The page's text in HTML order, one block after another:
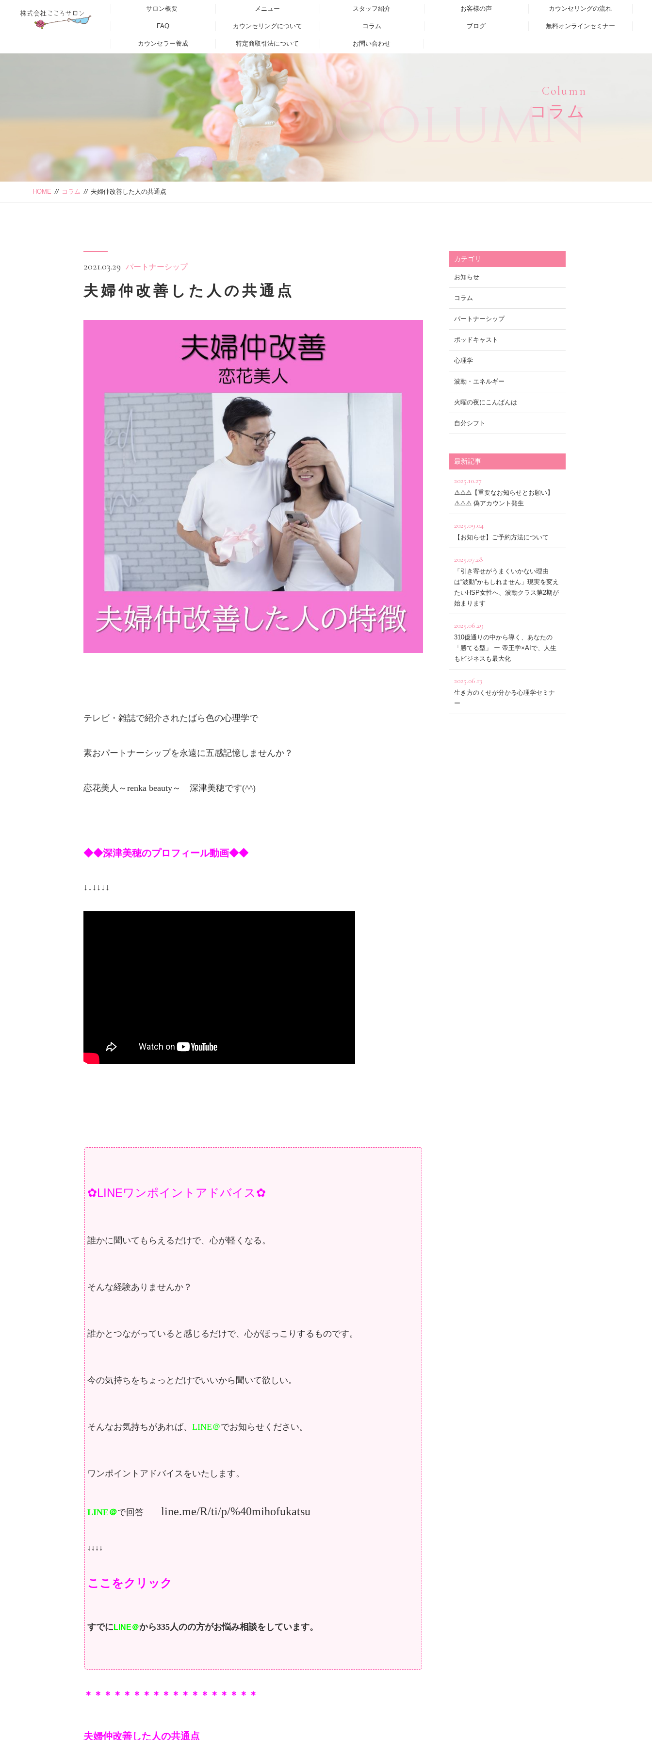
サロン概要 メニュー スタッフ紹介 お客様の声 カウンセリングの流れ
FAQ カウンセリングについて コラム ブログ 無料オンラインセミナー
カウンセラー養成 特定商取引法について お問い合わせ
Column
コラム
Column
HOME // コラム // 夫婦仲改善した人の共通点
2021.03.29 パートナーシップ
夫婦仲改善した人の共通点
テレビ・雑誌で紹介されたばら色の心理学で
素おパートナーシップを永遠に五感記憶しませんか？
恋花美人～renka beauty～ 深津美穂です(^^)
◆◆深津美穂のプロフィール動画◆◆
↓↓↓↓↓↓
✿LINEワンポイントアドバイス✿
誰かに聞いてもらえるだけで、心が軽くなる。
そんな経験ありませんか？
誰かとつながっていると感じるだけで、心がほっこりするものです。
今の気持ちをちょっとだけでいいから 聞いて欲しい。
そんなお気持ちがあれば、 LINE＠でお知らせください。
ワンポイントアドバイスをいたします。
LINE＠で回答 line.me/R/ti/p/%40mihofukatsu
↓↓↓↓
ここをクリック
すでに LINE＠から335人のの方がお悩み相談をしています。
＊＊＊＊＊＊＊＊＊ ＊＊＊＊＊＊＊＊＊
夫婦仲改善した人の共通点
カテゴリ
お知らせ
コラム
パートナーシップ
ポッドキャスト
心理学
波動・エネルギー
火曜の夜にこんばんは
自分シフト
最新記事
2025.10.27
⚠️⚠️⚠️【重要なお知らせとお願い】
⚠️⚠️⚠️ 偽アカウント発生
2025.09.04
【お知らせ】ご予約方法について
2025.07.28
「引き寄せがうまくいかない理由
は“波動”かもしれません」現実を変え
たいHSP女性へ、波動クラス第2期が
始まります
2025.06.29
310億通りの中から導く、あなたの
「勝てる型」 ー 帝王学×AIで、人生
もビジネスも最大化
2025.06.13
生き方のくせが分かる心理学セミナ
ー